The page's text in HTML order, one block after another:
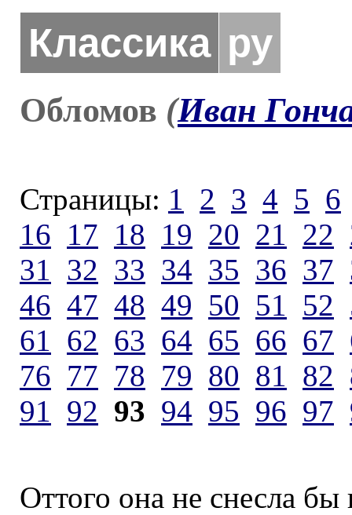
Классика ру
Обломов (Иван
Страницы: 1 2 3 4 5 6
16 17 18 19 20 21 22
31 32 33 34 35 36 37
46 47 48 49 50 51 52
61 62 63 64 65 66 67
76 77 78 79 80 81 82
91 92 93 94 95 96 97
Оттого она не снесла